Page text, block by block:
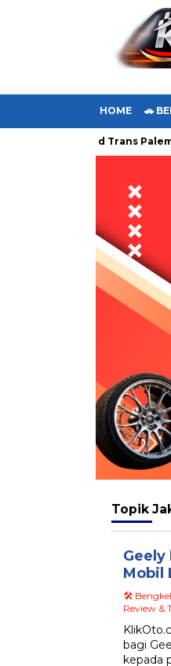
HOME 🚗
ke Laskad Trans
Topik
Geely
Mobil
🛠️
Review &
bagi
kepada